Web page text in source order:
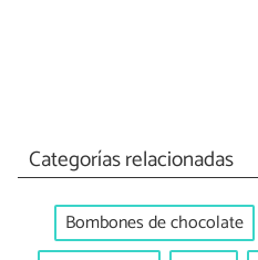
Categorías relacionadas
Bombones de chocolate